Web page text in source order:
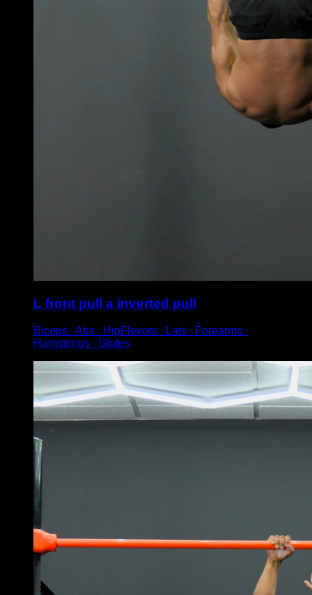
L front pull a inverted pull
Biceps ∙ Abs ∙ HipFlexors ∙ Lats ∙ Forearms ∙
Hamstrings ∙ Glutes